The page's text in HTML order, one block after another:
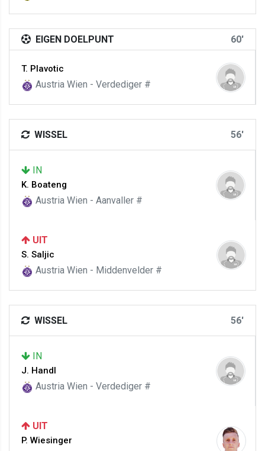
EIGEN DOELPUNT 60'
T. Plavotic
Austria Wien - Verdediger #
WISSEL 56'
IN
K. Boateng
Austria Wien - Aanvaller #
UIT
S. Saljic
Austria Wien - Middenvelder #
WISSEL 56'
IN
J. Handl
Austria Wien - Verdediger #
UIT
P. Wiesinger